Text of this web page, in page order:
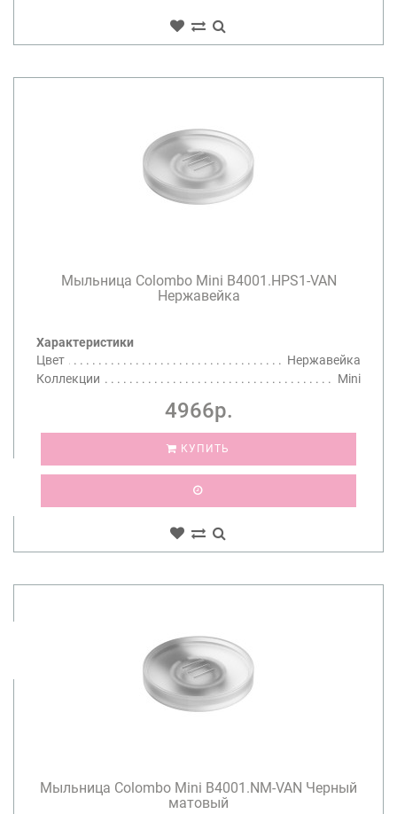
Мыльница Colombo Mini B4001.HPS1-VAN
Нержавейка
Характеристики
Цвет
Нержавейка
Коллекции
Mini
4966р.
КУПИТЬ
Мыльница Colombo Mini B4001.NM-VAN Черный
матовый